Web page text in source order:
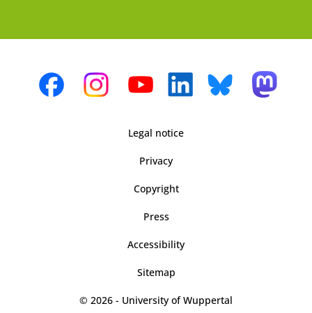
Legal notice
Privacy
Copyright
Press
Accessibility
Sitemap
© 2026 - University of Wuppertal